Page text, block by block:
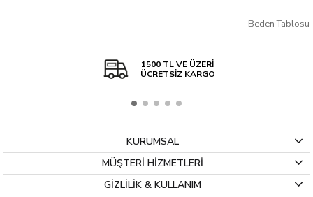
Beden Tablosu
1500 TL VE ÜZERİ
ÜCRETSİZ KARGO
KURUMSAL
MÜŞTERİ HİZMETLERİ
GİZLİLİK & KULLANIM